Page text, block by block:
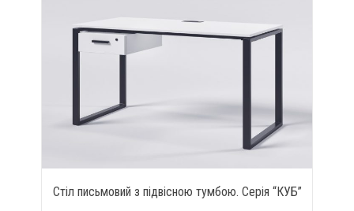
Стіл письмовий з підвісною тумбою. Серія “КУБ”